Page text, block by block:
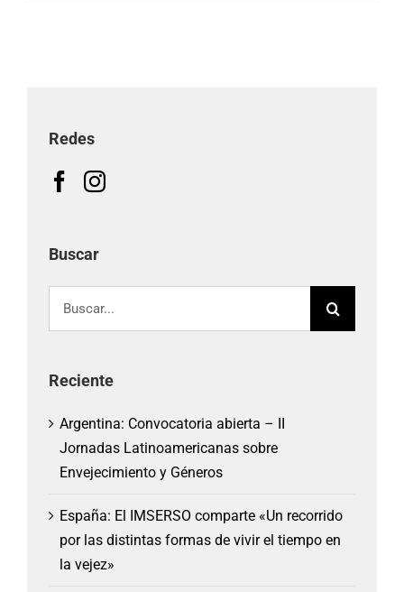
Redes
Buscar
Reciente
Argentina: Convocatoria abierta – II
Jornadas Latinoamericanas sobre
Envejecimiento y Géneros
España: El IMSERSO comparte «Un recorrido
por las distintas formas de vivir el tiempo en
la vejez»